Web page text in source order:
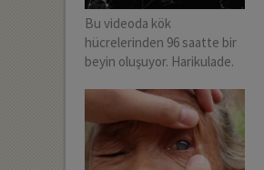
Bu videoda kök
hücrelerinden 96 saatte bir
beyin oluşuyor. Harikulade.